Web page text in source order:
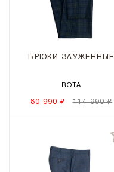
БРЮКИ ЗАУЖЕННЫЕ
ROTA
80 990 ₽ 114 990 ₽